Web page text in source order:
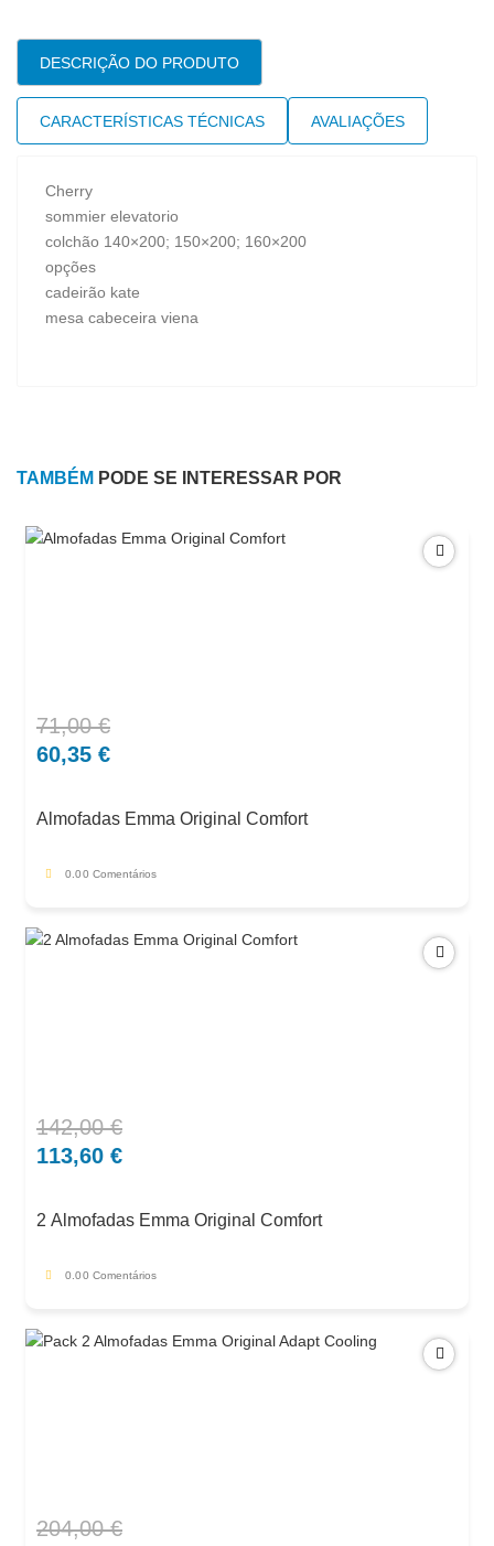
Cherry
DESCRIÇÃO DO PRODUTO
CARACTERÍSTICAS TÉCNICAS AVALIAÇÕES
Cherry
sommier elevatorio
colchão 140×200; 150×200; 160×200
opções
cadeirão kate
mesa cabeceira viena
TAMBÉM PODE SE INTERESSAR POR
71,00€
O
preço
71,00 €.
60,35 €
O
preço
60,35 €.
Almofadas Emma Original Comfort
0.00 Comentários
142,00€
O
preço
142,00 €.
113,60 €
O
preço
113,60 €.
2 Almofadas Emma Original Comfort
0.00 Comentários
204,00€
O
O